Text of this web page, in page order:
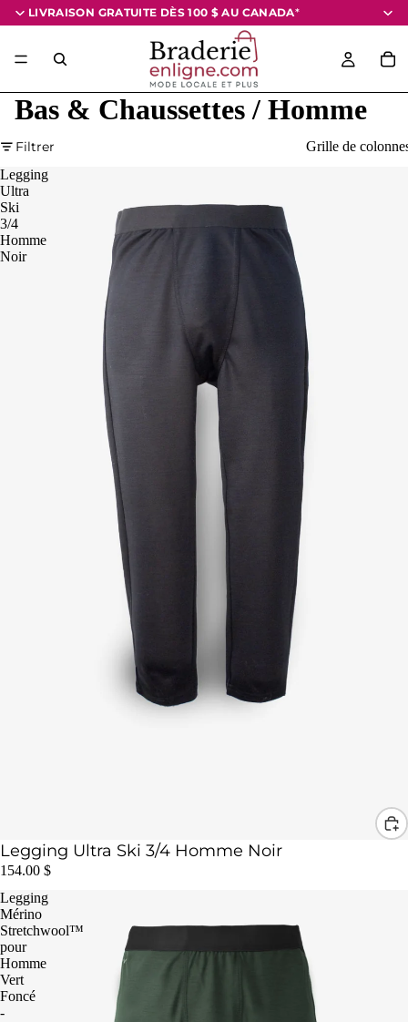
LIVRAISON GRATUITE DÈS 100 $ AU CANADA*
Bas & Chaussettes / Homme
Filtrer
Grille de
Legging
Ultra
Ski
3/4
Homme
Noir
Legging Ultra Ski 3/4 Homme Noir
154.00 $
Legging
Mérino
Stretchwool™
pour
Homme
Vert
Foncé
-